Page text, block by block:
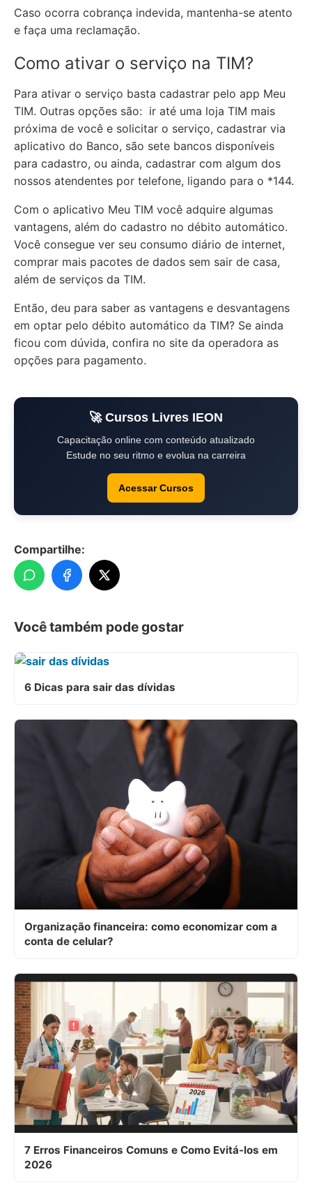
Caso ocorra cobrança indevida, mantenha-se atento
e faça uma reclamação.
Como ativar o serviço na TIM?
Para ativar o serviço basta cadastrar pelo app Meu
TIM. Outras opções são: ir até uma loja TIM mais
próxima de você e solicitar o serviço, cadastrar via
aplicativo do Banco, são sete bancos disponíveis
para cadastro, ou ainda, cadastrar com algum dos
nossos atendentes por telefone, ligando para o *144.
Com o aplicativo Meu TIM você adquire algumas
vantagens, além do cadastro no débito automático.
Você consegue ver seu consumo diário de internet,
comprar mais pacotes de dados sem sair de casa,
além de serviços da TIM.
Então, deu para saber as vantagens e desvantagens
em optar pelo débito automático da TIM? Se ainda
ficou com dúvida, confira no site da operadora as
opções para pagamento.
🚀 Cursos Livres IEON
Capacitação online com conteúdo atualizado
Estude no seu ritmo e evolua na carreira
Acessar Cursos
Compartilhe:
Você também pode gostar
6 Dicas para sair das dívidas
Organização financeira: como economizar com a
conta de celular?
7 Erros Financeiros Comuns e Como Evitá-los em
2026